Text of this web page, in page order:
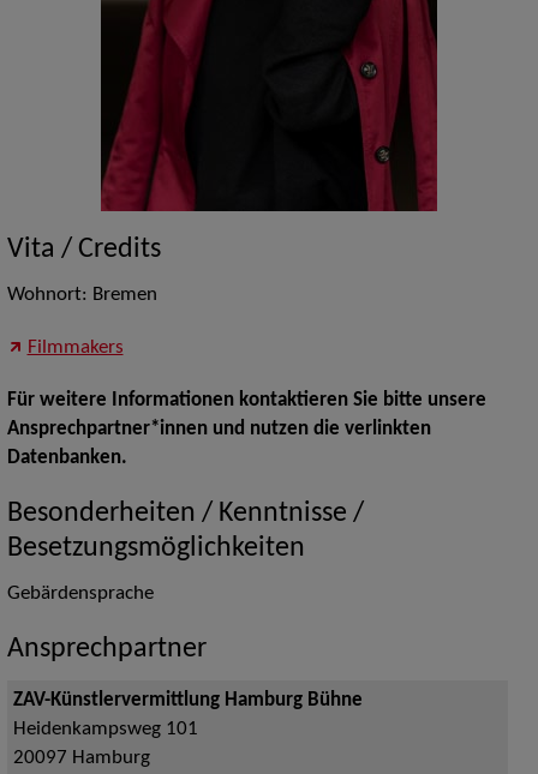
Vita / Credits
Wohnort: Bremen
Filmmakers
Für weitere Informationen kontaktieren Sie bitte unsere
Ansprechpartner*innen und nutzen die verlinkten
Datenbanken.
Besonderheiten / Kenntnisse /
Besetzungsmöglichkeiten
Gebärdensprache
Ansprechpartner
ZAV-Künstlervermittlung Hamburg Bühne
Heidenkampsweg 101
20097 Hamburg